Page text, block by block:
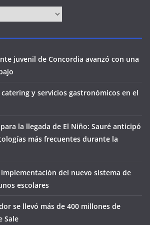
juvenil de Concordia avanzó con una
y servicios gastronómicos en el
para la llegada de El Niño: Sauré anticipó
más frecuentes durante la
del nuevo sistema de
escolares
se llevó más de 400 millones de
Sale